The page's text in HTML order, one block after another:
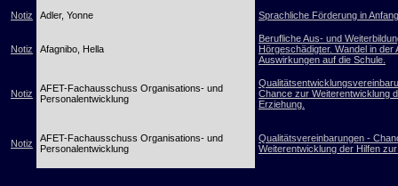
Notiz Adler, Yonne Sprachliche Förderung in
Notiz Afagnibo, Hella
Berufliche Aus- und
Hörgeschädigter. Wandel in der
Auswirkungen auf die Schule.
Notiz
AFET-Fachausschuss Organisations- und
Personalentwicklung
Chance zur Weiterentwicklung
Erziehung.
Notiz
AFET-Fachausschuss Organisations- und
Personalentwicklung
Qualitätsvereinbarungen -
Weiterentwicklung der Hilfen